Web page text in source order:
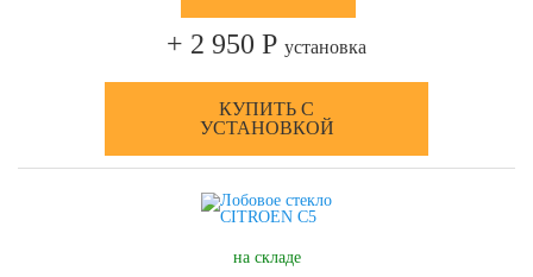
+ 2 950 Р установка
КУПИТЬ С
УСТАНОВКОЙ
на складе